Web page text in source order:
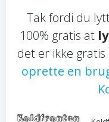
Tak fordi du
100% gratis at
det er ikke gratis
oprette en